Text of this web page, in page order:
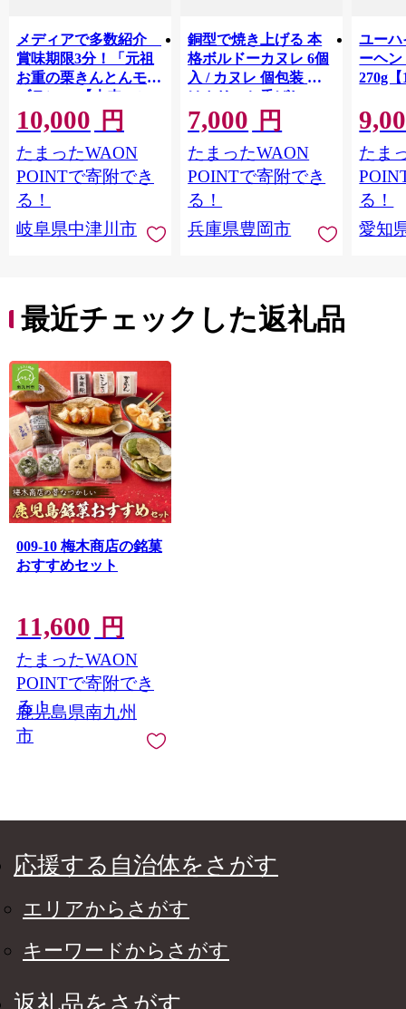
メディアで多数紹介
賞味期限3分！「元祖
お重の栗きんとんモン
ブラン」 【未来のご
褒美】スイーツ 栗 モ
ンブラン くりきんと
ん デザート ご褒美 お
取り寄せ くり お菓子
10,000 円
たまったWAON
POINTで寄附でき
る！
岐阜県中津川市
銅型で焼き上げる 本
格ボルドーカヌレ 6個
入 / カヌレ 個包装 外
はカリッと香ばしい
中はもっちり ラム酒
バニラ お取り寄せ ス
イーツ 焼き菓子 詰め
合わせ ホワイトデー
お返し 冷凍 手作り 化
粧箱入り ギフト TAS
BAKE
7,000 円
たまったWAON
POINTで寄附でき
る！
兵庫県豊岡市
ユーハ
ーヘ
270g【
たま
る！
愛知
最近チェックした返礼品
009-10 梅木商店の銘菓
おすすめセット
11,600 円
たまったWAON
POINTで寄附でき
る！
鹿児島県南九州
市
応援する自治体をさがす
エリアからさがす
キーワードからさがす